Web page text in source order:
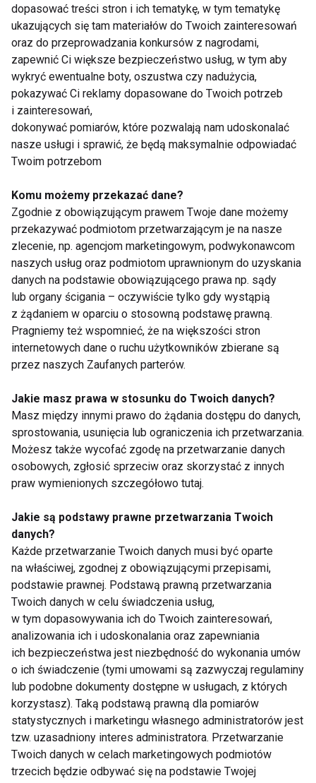
dzięki temu można mieć pewność, że wpłynie
odpowiedniego na cały organizm. Jej wchłanianie
jest najlepsze w obecności węglowodanów, dlatego
warto przyjmować ją na chwilę po posiłku lub wraz z
jedzeniem. Co istotne, aby kreatyna mogła działać,
należy dostarczać duże ilości wody do organizmu.
Warto również pamiętać, że kreatyna nie powinna być
przyjmowana długotrwale, zaleca się
suplementowanie przez 4-6 tygodni, a następnie
zastosowanie 4 tygodniowej przerwy.
KULTURYSTYKA
Kulturystyka
Trening na siłowni dla
początkujących
Sukces influencera
GymBeam. Piotr
Borecki zakwalifikował
się do zawodów Mr
Anavar w kulturystyce
Adrianna Kaczmarek
w drodze na kolejną
Mr.Olympia!
Pokaż więcej
Nie przegap nowości ze
dopasować treści stron i ich tematykę, w tym tematykę
ukazujących się tam materiałów do Twoich zainteresowań
oraz do przeprowadzania konkursów z nagrodami,
zapewnić Ci większe bezpieczeństwo usług, w tym aby
wykryć ewentualne boty, oszustwa czy nadużycia,
pokazywać Ci reklamy dopasowane do Twoich potrzeb
i zainteresowań,
dokonywać pomiarów, które pozwalają nam udoskonalać
nasze usługi i sprawić, że będą maksymalnie odpowiadać
Twoim potrzebom
Komu możemy przekazać dane?
Zgodnie z obowiązującym prawem Twoje dane możemy
przekazywać podmiotom przetwarzającym je na nasze
zlecenie, np. agencjom marketingowym, podwykonawcom
naszych usług oraz podmiotom uprawnionym do uzyskania
danych na podstawie obowiązującego prawa np. sądy
lub organy ścigania – oczywiście tylko gdy wystąpią
z żądaniem w oparciu o stosowną podstawę prawną.
Pragniemy też wspomnieć, że na większości stron
internetowych dane o ruchu użytkowników zbierane są
przez naszych Zaufanych parterów.
Jakie masz prawa w stosunku do Twoich danych?
Masz między innymi prawo do żądania dostępu do danych,
sprostowania, usunięcia lub ograniczenia ich przetwarzania.
Możesz także wycofać zgodę na przetwarzanie danych
osobowych, zgłosić sprzeciw oraz skorzystać z innych
praw wymienionych szczegółowo tutaj.
Jakie są podstawy prawne przetwarzania Twoich
danych?
Każde przetwarzanie Twoich danych musi być oparte
na właściwej, zgodnej z obowiązującymi przepisami,
podstawie prawnej. Podstawą prawną przetwarzania
Twoich danych w celu świadczenia usług,
w tym dopasowywania ich do Twoich zainteresowań,
analizowania ich i udoskonalania oraz zapewniania
ich bezpieczeństwa jest niezbędność do wykonania umów
o ich świadczenie (tymi umowami są zazwyczaj regulaminy
lub podobne dokumenty dostępne w usługach, z których
korzystasz). Taką podstawą prawną dla pomiarów
statystycznych i marketingu własnego administratorów jest
tzw. uzasadniony interes administratora. Przetwarzanie
Twoich danych w celach marketingowych podmiotów
trzecich będzie odbywać się na podstawie Twojej